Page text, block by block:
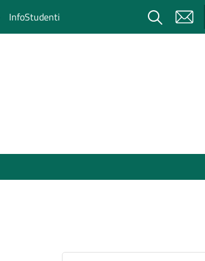
InfoStudenti Cerca